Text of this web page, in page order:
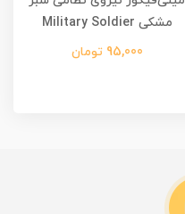
مشکی Military Soldier
95,000 تومان